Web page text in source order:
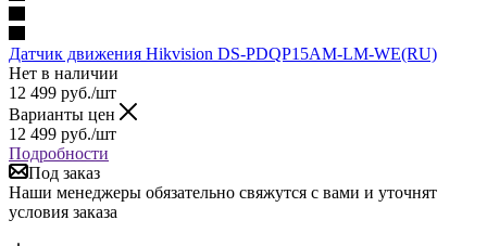
Датчик движения Hikvision DS-PDQP15AM-LM-WE(RU)
Нет в наличии
12 499 руб./шт
Варианты цен
12 499 руб./шт
Подробности
Под заказ
Наши менеджеры обязательно свяжутся с вами и уточнят
условия заказа